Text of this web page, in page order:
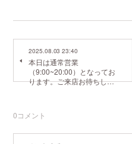
2025.08.03 23:40
本日は通常営業
（9:00~20:00）となってお
ります。ご来店お待ちし…
0コメント